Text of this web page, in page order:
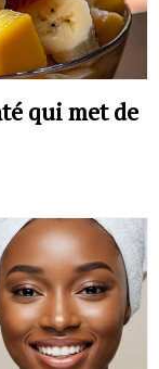
qui met de